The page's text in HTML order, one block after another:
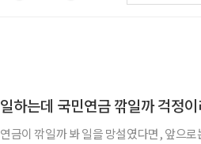
일하는데 국민연금 깎일까 걱정
연금이 깎일까 봐 일을 망설였다면, 앞으로는 달라진다. 은퇴 후에도 일